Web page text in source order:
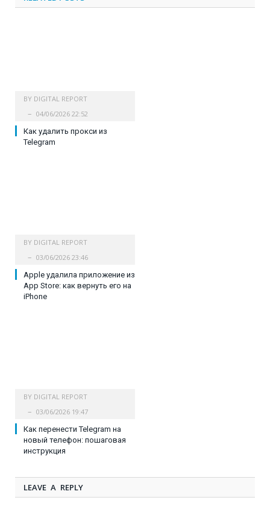
BY DIGITAL REPORT
04/06/2026 22:52
Как удалить прокси из
Telegram
BY DIGITAL REPORT
03/06/2026 23:46
Apple удалила приложение из
App Store: как вернуть его на
iPhone
BY DIGITAL REPORT
03/06/2026 19:47
Как перенести Telegram на
новый телефон: пошаговая
инструкция
LEAVE A REPLY